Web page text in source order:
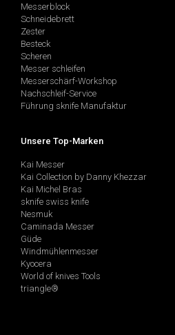
Messerblock
Schneidebrett
Zester
Besteck
Scheren
Messer schleifen
Messerschärf-Workshop
Nachschleif-Service
Führung sknife Manufaktur
Unsere Top-Marken
Kai Messer
Kai Collection by Danny Khezzar
Kai Michel Bras
sknife swiss knife
Nesmuk
Caminada Messer
Güde
Windmühlenmesser
Kyocera
World of knives Tools
triangle®